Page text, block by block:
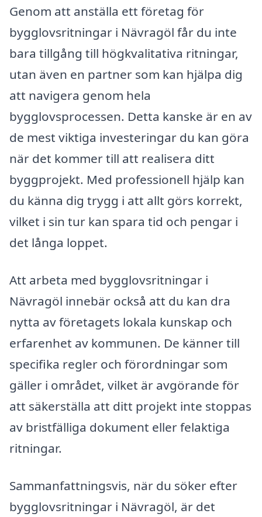
Genom att anställa ett företag för
bygglovsritningar i Nävragöl får du inte
bara tillgång till högkvalitativa ritningar,
utan även en partner som kan hjälpa dig
att navigera genom hela
bygglovsprocessen. Detta kanske är en av
de mest viktiga investeringar du kan göra
när det kommer till att realisera ditt
byggprojekt. Med professionell hjälp kan
du känna dig trygg i att allt görs korrekt,
vilket i sin tur kan spara tid och pengar i
det långa loppet.
Att arbeta med bygglovsritningar i
Nävragöl innebär också att du kan dra
nytta av företagets lokala kunskap och
erfarenhet av kommunen. De känner till
specifika regler och förordningar som
gäller i området, vilket är avgörande för
att säkerställa att ditt projekt inte stoppas
av bristfälliga dokument eller felaktiga
ritningar.
Sammanfattningsvis, när du söker efter
bygglovsritningar i Nävragöl, är det